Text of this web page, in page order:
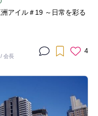
アイル＃19 ～日常を彩る
会長
4